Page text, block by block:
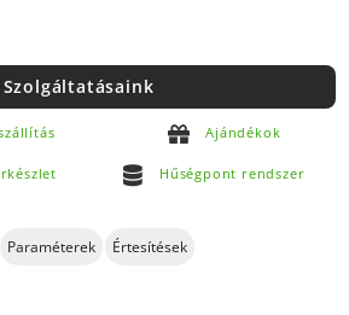
Szolgáltatásaink
Ajándékok
Hűségpont rendszer
Paraméterek Értesítések